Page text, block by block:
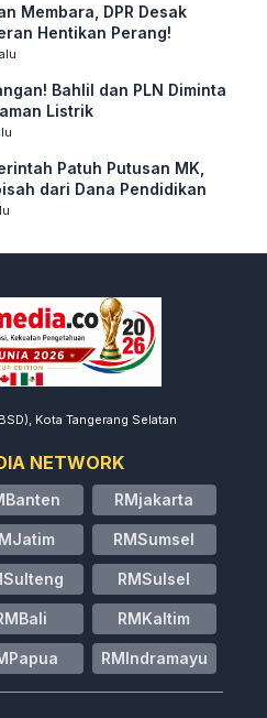
Membara, DPR Desak
Hentikan Perang!
Bahlil dan PLN Diminta
Listrik
Patuh Putusan MK,
dari Dana Pendidikan
Kota Tangerang Selatan
NETWORK
RMjakarta
RMSumsel
RMSulsel
RMKaltim
RMIndramayu